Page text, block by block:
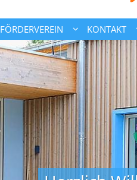
FÖRDERVEREIN KONTAKT